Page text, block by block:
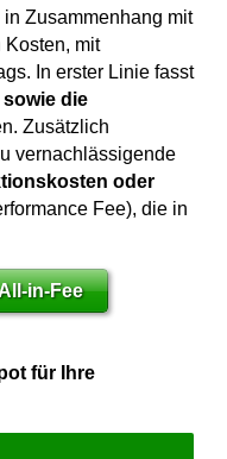
Zusammenhang mit
mit
In erster Linie fasst
sowie die
Zusätzlich
vernachlässigende
oder
Fee), die in
in-Fee
für Ihre